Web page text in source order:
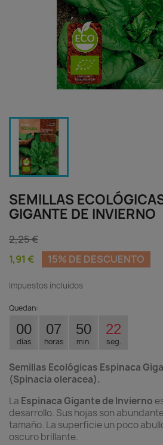
SEMILLAS
GIGANTE DE INVIERNO
2,25 €
1,91 €
15% DE DESCUENTO
Impuestos incluidos
Quedan:
00
días
07
horas
50
min.
21
seg.
Semillas Ecológicas Espinaca
(Spinacia oleracea).
La Espinaca Gigante de Invierno
desarrollo. Sus hojas son
tamaño. La superficie un poco
oscuro brillante.